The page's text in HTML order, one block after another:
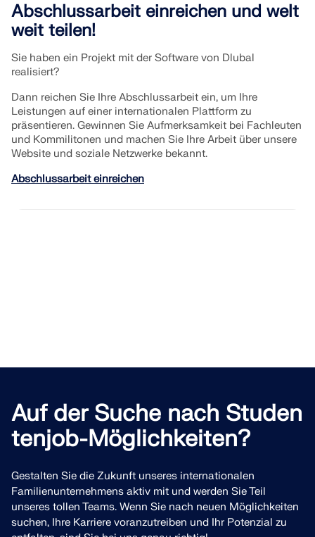
Abschlussarbeit einreichen und welt
weit teilen!
Sie haben ein Projekt mit der Software von Dlubal
realisiert?
Dann reichen Sie Ihre Abschlussarbeit ein, um Ihre
Leistungen auf einer internationalen Plattform zu
präsentieren. Gewinnen Sie Aufmerksamkeit bei Fachleuten
und Kommilitonen und machen Sie Ihre Arbeit über unsere
Website und soziale Netzwerke bekannt.
Abschlussarbeit einreichen
Auf der Suche nach Studen
tenjob-Möglichkeiten?
Gestalten Sie die Zukunft unseres internationalen
Familienunternehmens aktiv mit und werden Sie Teil
unseres tollen Teams. Wenn Sie nach neuen Möglichkeiten
suchen, Ihre Karriere voranzutreiben und Ihr Potenzial zu